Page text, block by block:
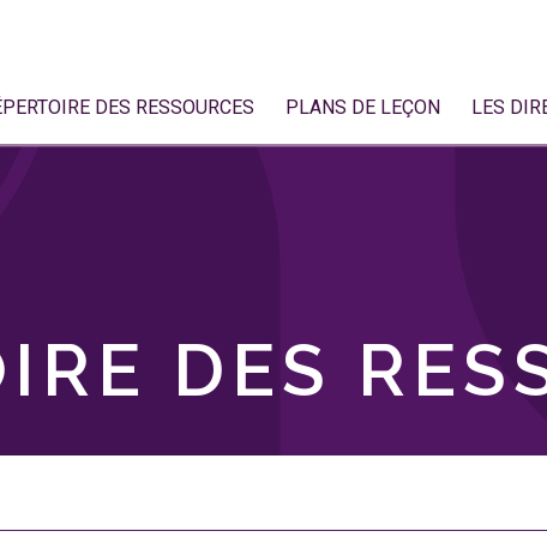
DES RESSOURCES PLANS DE LEÇON LES
DES